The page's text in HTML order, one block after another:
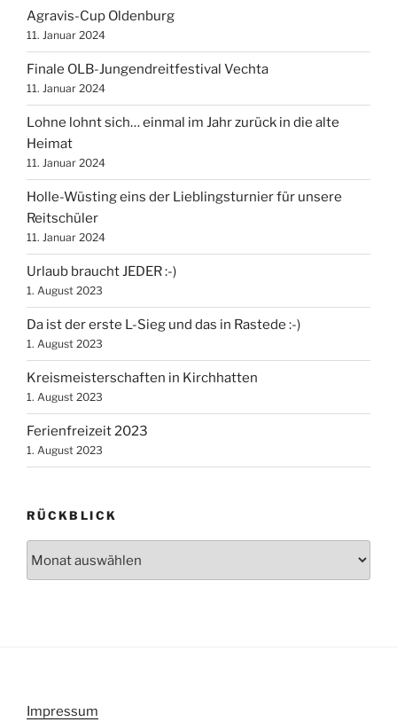
Agravis-Cup Oldenburg
11. Januar 2024
Finale OLB-Jungendreitfestival Vechta
11. Januar 2024
Lohne lohnt sich… einmal im Jahr zurück in die alte
Heimat
11. Januar 2024
Holle-Wüsting eins der Lieblingsturnier für unsere
Reitschüler
11. Januar 2024
Urlaub braucht JEDER :-)
1. August 2023
Da ist der erste L-Sieg und das in Rastede :-)
1. August 2023
Kreismeisterschaften in Kirchhatten
1. August 2023
Ferienfreizeit 2023
1. August 2023
RÜCKBLICK
Impressum